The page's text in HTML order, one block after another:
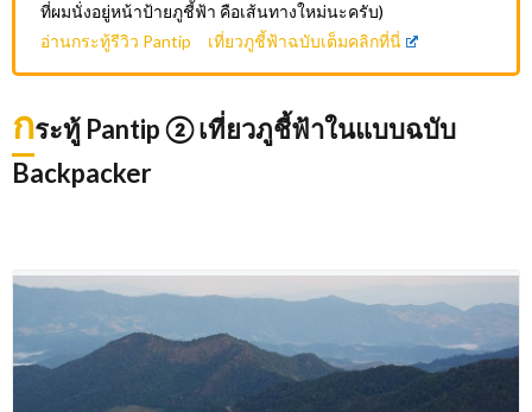
ที่ผมนั่งอยู่หน้าป้ายภูชี้ฟ้า คือเส้นทางใหม่นะครับ)
อ่านกระทู้รีวิว Pantip เที่ยวภูชี้ฟ้าฉบับเต็มคลิกที่นี่
กระทู้ Pantip ② เที่ยวภูชี้ฟ้าในแบบฉบับ
Backpacker